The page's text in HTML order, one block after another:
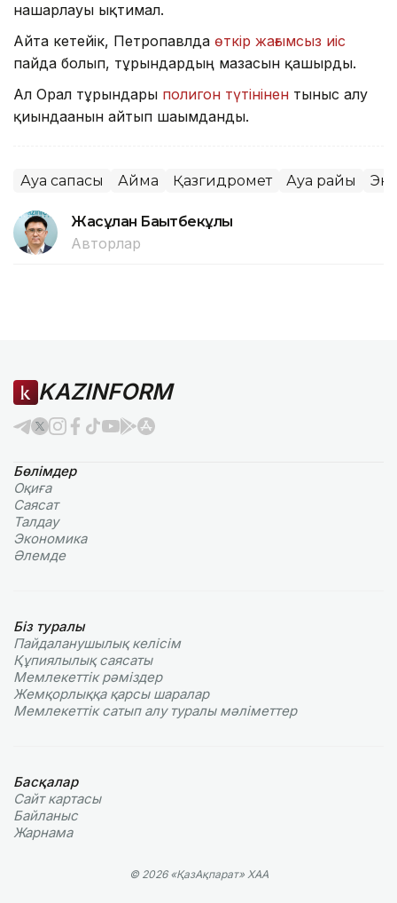
нашарлауы ықтимал.
Айта кетейік, Петропавлда өткір жағымсыз иіс
пайда болып, тұрғындардың мазасын қашырды.
Ал Орал тұрғындары полигон түтінінен тыныс алу
қиындағанын айтып шағымданды.
Ауа сапасы Аймақ Қазгидромет Ауа райы
Жасұлан Бақытбекұлы
Авторлар
KAZINFORM
Бөлімдер
Оқиға
Саясат
Талдау
Экономика
Әлемде
Біз туралы
Пайдаланушылық келiciм
Құпиялылық саясаты
Мемлекеттік рәміздер
Жемқорлыққа қарсы шаралар
Мемлекеттік сатып алу туралы мәлiметтер
Басқалар
Сайт картасы
Байланыс
Жарнама
© 2026 «ҚазАқпарат» ХАА